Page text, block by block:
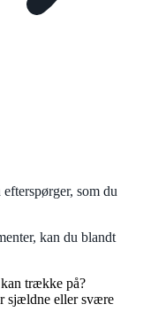
som du
kan du blandt
trække på?
sjældne eller svære